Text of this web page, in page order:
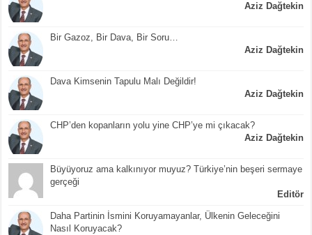
Aziz Dağtekin
Bir Gazoz, Bir Dava, Bir Soru…
Aziz Dağtekin
Dava Kimsenin Tapulu Malı Değildir!
Aziz Dağtekin
CHP’den kopanların yolu yine CHP’ye mi çıkacak?
Aziz Dağtekin
Büyüyoruz ama kalkınıyor muyuz? Türkiye’nin beşeri sermaye
gerçeği
Editör
Daha Partinin İsmini Koruyamayanlar, Ülkenin Geleceğini
Nasıl Koruyacak?